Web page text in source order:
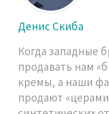
Денис Скиба
Когда западные
продавать нам
кремы, а наши
продают